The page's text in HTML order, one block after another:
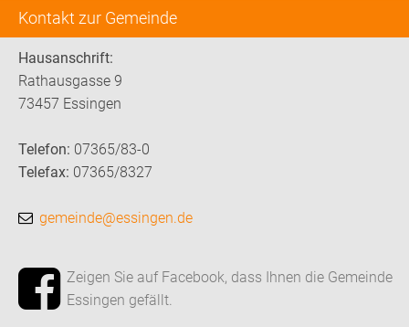
Kontakt zur Gemeinde
Hausanschrift:
Rathausgasse 9
73457 Essingen
Telefon: 07365/83-0
Telefax: 07365/8327
gemeinde@essingen.de
Zeigen Sie auf Facebook, dass Ihnen die Gemeinde
Essingen gefällt.